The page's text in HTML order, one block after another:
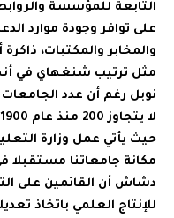
التابعة للمؤسسة
على توافر وجودة موارد
والمخابر والمكتبات،
مثل ترتيب شنغهاي في
نوبل رغم أن عدد
حيث يأتي عمل وزارة
مكانة جامعاتنا مستقبلا
دشاش أن القائمين على
للإنتاج العلمي باتخاذ